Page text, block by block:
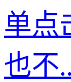
单点
也不